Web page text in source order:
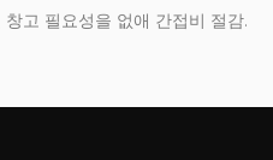
창고 필요성을 없애 간접비 절감.